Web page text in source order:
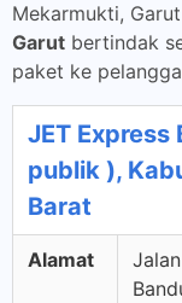
Mekarmukti,
Garut bertindak
paket ke
JET Express
publik ),
Barat
Alamat